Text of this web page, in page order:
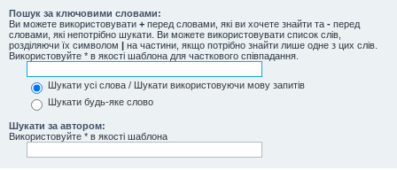
Пошук за ключовими словами:
Ви можете використовувати + перед словами, які ви хочете знайти та - перед
словами, які непотрібно шукати. Ви можете використовувати список слів,
розділяючи їх символом | на частини, якщо потрібно знайти лише одне з цих слів.
Використовуйте * в якості шаблона для часткового співпадання.
Шукати усі слова / Шукати використовуючи мову запитів
Шукати будь-яке слово
Шукати за автором:
Використовуйте * в якості шаблона